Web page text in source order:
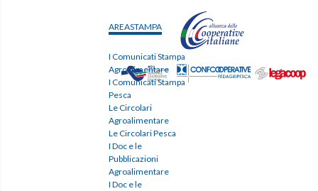
AREASTAMPA
I Comunicati Stampa
Agroalimentare
I Comunicati Stampa
Pesca
Le Circolari
Agroalimentare
Le Circolari Pesca
I Doc e le
Pubblicazioni
Agroalimentare
I Doc e le